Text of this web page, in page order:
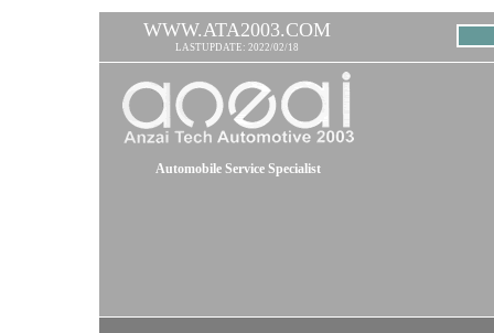
WWW.ATA2003.COM
LASTUPDATE: 2022/02/18
Automobile Service Specialist